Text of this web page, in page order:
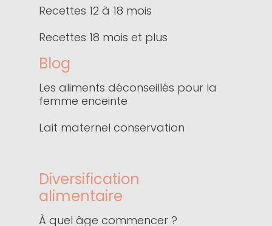
Recettes 12 à 18 mois
Recettes 18 mois et plus
Blog
Les aliments déconseillés pour la
femme enceinte
Lait maternel conservation
Diversification
alimentaire
À quel âge commencer ?